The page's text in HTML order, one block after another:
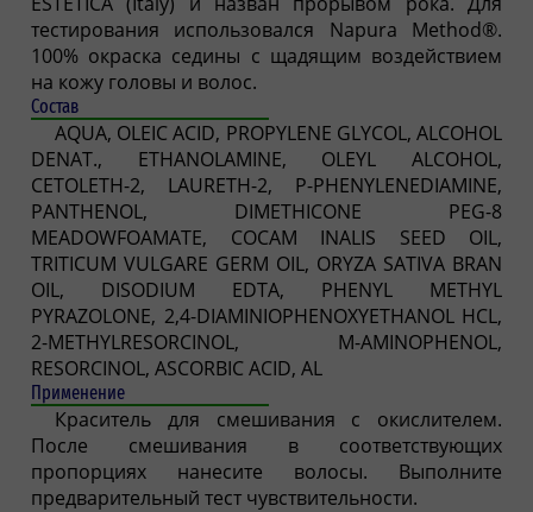
тестирования использовался Napura Method®.
100% окраска седины с щадящим воздействием
на кожу головы и волос.
Состав
AQUA, OLEIC ACID, PROPYLENE GLYCOL, ALCOHOL
DENAT., ETHANOLAMINE, OLEYL ALCOHOL,
CETOLETH-2, LAURETH-2, P-PHENYLENEDIAMINE,
PANTHENOL, DIMETHICONE PEG-8
MEADOWFOAMATE, COCAM INALIS SEED OIL,
TRITICUM VULGARE GERM OIL, ORYZA SATIVA BRAN
OIL, DISODIUM EDTA, PHENYL METHYL
PYRAZOLONE, 2,4-DIAMINIOPHENOXYETHANOL HCL,
2-METHYLRESORCINOL, M-AMINOPHENOL,
RESORCINOL, ASCORBIC ACID, AL
Применение
Краситель для смешивания с окислителем.
После смешивания в соответствующих
пропорциях нанесите волосы. Выполните
предварительный тест чувствительности.